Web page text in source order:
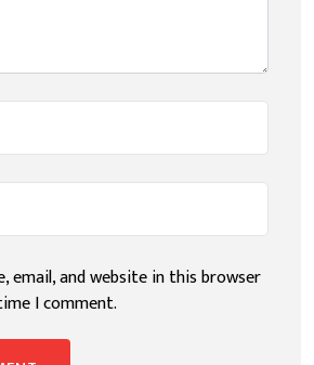
email, and website in this browser
I comment.